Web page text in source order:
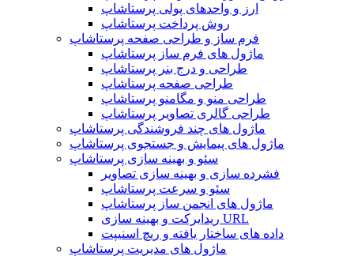
ارز و واحدهای پولی پرستاشاپ
روش پرداخت پرستاشاپ
فرم ساز و طراحی صفحه پرستاشاپ
ماژول های فرم ساز پرستاشاپ
طراحی و درج بنر پرستاشاپ
طراحی صفحه پرستاشاپ
طراحی منو و مگامنو پرستاشاپ
طراحی گالری تصاویر پرستاشاپ
ماژول های چند فروشندگی پرستاشاپ
ماژول های پیمایش و جستجوی پرستاشاپ
سئو و بهینه سازی پرستاشاپ
فشرده سازی و بهینه سازی تصاویر
سئو و سرعت پرستاشاپ
ماژول های انجمن ساز پرستاشاپ
ریدایرکت و بهینه سازی URL
داده های ساختار یافته و ریچ اسنیپت
ماژول های مدیریت پرستاشاپ